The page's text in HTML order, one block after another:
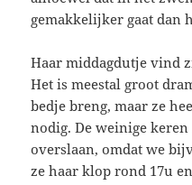
gemakkelijker gaat dan
Haar middagdutje vind
Het is meestal groot
bedje breng, maar ze
nodig. De weinige
overslaan, omdat we
ze haar klop rond 17u